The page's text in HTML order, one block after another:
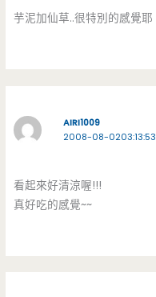
芋泥加仙草..很特別的感覺耶
AIRI1009
2008-08-0203:13:53
看起來好清涼喔!!!
真好吃的感覺~~